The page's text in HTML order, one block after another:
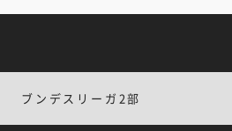
ブンデスリーガ2部